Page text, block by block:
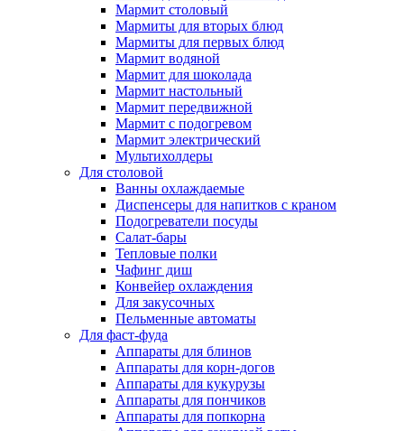
Мармит столовый
Мармиты для вторых блюд
Мармиты для первых блюд
Мармит водяной
Мармит для шоколада
Мармит настольный
Мармит передвижной
Мармит с подогревом
Мармит электрический
Мультихолдеры
Для столовой
Ванны охлаждаемые
Диспенсеры для напитков с краном
Подогреватели посуды
Салат-бары
Тепловые полки
Чафинг диш
Конвейер охлаждения
Для закусочных
Пельменные автоматы
Для фаст-фуда
Аппараты для блинов
Аппараты для корн-догов
Аппараты для кукурузы
Аппараты для пончиков
Аппараты для попкорна